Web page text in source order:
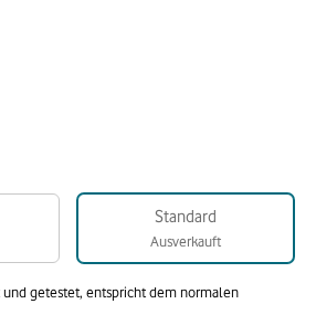
Standard
Ausverkauft
getestet, entspricht dem normalen